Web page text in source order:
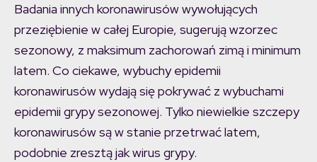
Badania innych koronawirusów wywołujących
przeziębienie w całej Europie, sugerują wzorzec
sezonowy, z maksimum zachorowań zimą i minimum
latem. Co ciekawe, wybuchy epidemii
koronawirusów wydają się pokrywać z wybuchami
epidemii grypy sezonowej. Tylko niewielkie szczepy
koronawirusów są w stanie przetrwać latem,
podobnie zresztą jak wirus grypy.